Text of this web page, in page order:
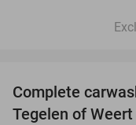
Complete
Tegelen of Weert